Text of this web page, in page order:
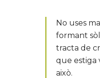
No uses
formant
tracta de
que estiga
això.